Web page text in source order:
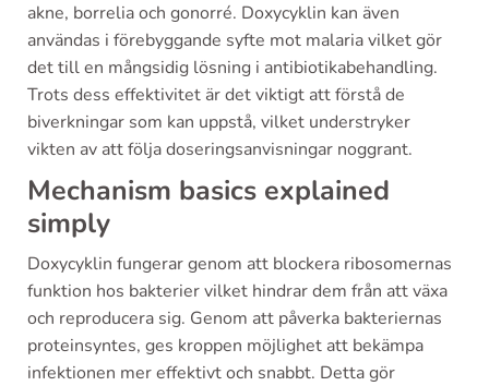
akne, borrelia och gonorré. Doxycyklin kan även
användas i förebyggande syfte mot malaria vilket gör
det till en mångsidig lösning i antibiotikabehandling.
Trots dess effektivitet är det viktigt att förstå de
biverkningar som kan uppstå, vilket understryker
vikten av att följa doseringsanvisningar noggrant.
Mechanism basics explained
simply
Doxycyklin fungerar genom att blockera ribosomernas
funktion hos bakterier vilket hindrar dem från att växa
och reproducera sig. Genom att påverka bakteriernas
proteinsyntes, ges kroppen möjlighet att bekämpa
infektionen mer effektivt och snabbt. Detta gör